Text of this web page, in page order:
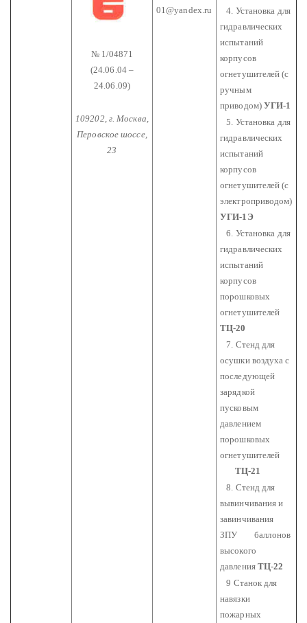
№ 1/04871
(24.06.04 –
24.06.09)
109202, г. Москва,
Перовское шоссе,
23
01@yandex.ru
4. Установка для
гидравлических
испытаний
корпусов
огнетушителей (с
ручным
приводом) УГИ-1
5. Установка для
гидравлических
испытаний
корпусов
огнетушителей (с
электроприводом)
УГИ-1Э
6. Установка для
гидравлических
испытаний
корпусов
порошковых
огнетушителей
ТЦ-20
7. Стенд для
осушки воздуха с
последующей
зарядкой
пусковым
давлением
порошковых
огнетушителей
ТЦ-21
8. Стенд для
вывинчивания и
завинчивания
ЗПУ
баллонов
высокого
давления ТЦ-22
9 Станок для
навязки
пожарных